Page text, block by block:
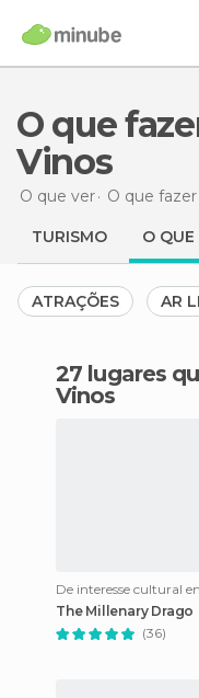
O que fazer em Icod de los
Vinos
O que ver O que
TURISMO O QUE
ATRAÇÕES AR
27 lugares que ver em Icod de los
Vinos
The Millenary Drago
(36)